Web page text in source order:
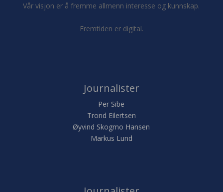
Vår visjon er å fremme allmenn interesse og kunnskap.
Fremtiden er digital.
Journalister
Per Sibe
Trond Eilertsen
Øyvind Skogmo Hansen
Markus Lund